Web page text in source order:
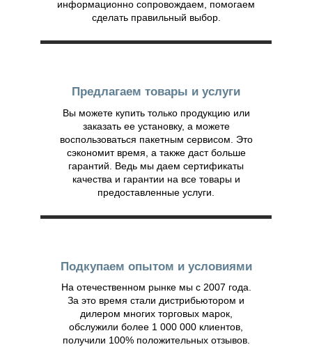
информационно сопровождаем, помогаем
сделать правильный выбор.
Предлагаем товары и услуги
Вы можете купить только продукцию или
заказать ее установку, а можете
воспользоваться пакетным сервисом. Это
сэкономит время, а также даст больше
гарантий. Ведь мы даем сертификаты
качества и гарантии на все товары и
предоставленные услуги.
Подкупаем опытом и условиями
На отечественном рынке мы с 2007 года.
За это время стали дистрибьютором и
дилером многих торговых марок,
обслужили более 1 000 000 клиентов,
получили 100% положительных отзывов.